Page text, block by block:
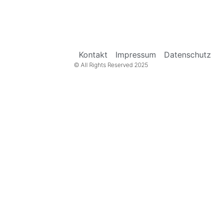
Kontakt Impressum Datenschutz
© All Rights Reserved 2025